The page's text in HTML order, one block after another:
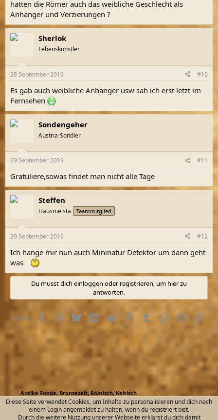
hatten die Römer auch das weibliche Geschlecht als
Anhänger und Verzierungen ?
Sherlok
Lebenskünstler
28 September 2019 #10
Es gab auch weibliche Anhänger usw sah ich erst letzt im
Fernsehen
Sondengeher
Austria-Sondler
29 September 2019 #11
Gratuliere,sowas findet man nicht alle Tage
Steffen
Hausmeista Teammitglied
29 September 2019 #12
Ich hänge mir nun auch Mininatur Detektor um dann geht
was
Du musst dich einloggen oder registrieren, um hier zu
antworten.
Teilen: FacebookX (Twitter)
BlueskyLinkedInReddit PinterestTumblrWhatsApp
E-MailLink
Antike Funde, Bronzezeit, Römisch, Keltisch
Kontakt Nutzungsbedingungen
Datenschutz
Diese Seite verwendet Cookies, um Inhalte zu personalisieren und dich nach
einem Login angemeldet zu halten, wenn du registriert bist.
Durch die weitere Nutzung unserer Webseite erklärst du dich damit